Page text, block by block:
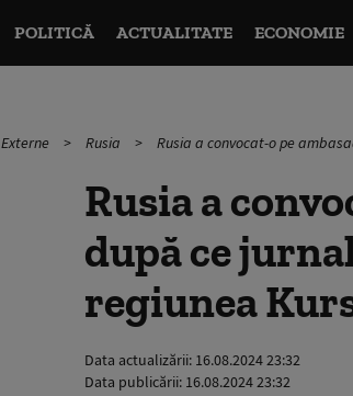
POLITICĂ ACTUALITATE ECONOMIE
Externe Rusia Rusia a convocat-o pe
Rusia a
după ce
regiunea
Data actualizării: 16.08.2024 23:32
Data publicării: 16.08.2024 23:32